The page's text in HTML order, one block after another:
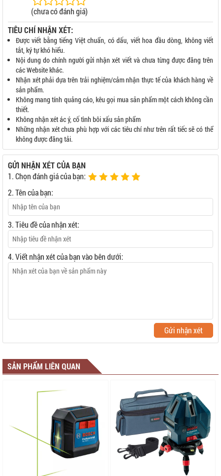
(chưa có đánh giá)
TIÊU CHÍ NHẬN XÉT:
Được viết bằng tiếng Việt chuẩn, có dấu, viết hoa đầu dòng, không viết
tắt, ký tự khó hiểu.
Nội dung do chính người gửi nhận xét viết và chưa từng được đăng trên
các Website khác.
Nhận xét phải dựa trên trải nghiệm/cảm nhận thực tế của khách hàng về
sản phẩm.
Không mang tính quảng cáo, kêu gọi mua sản phẩm một cách không cần
thiết.
Không nhận xét ác ý, cố tình bôi xấu sản phẩm
Những nhận xét chưa phù hợp với các tiêu chí như trên rất tiếc sẽ có thể
không được đăng tải.
GỬI NHẬN XÉT CỦA BẠN
1. Chọn đánh giá của bạn:
2. Tên của bạn:
3. Tiêu đề của nhận xét:
4. Viết nhận xét của bạn vào bên dưới:
Gửi nhận xét
SẢN PHẨM LIÊN QUAN